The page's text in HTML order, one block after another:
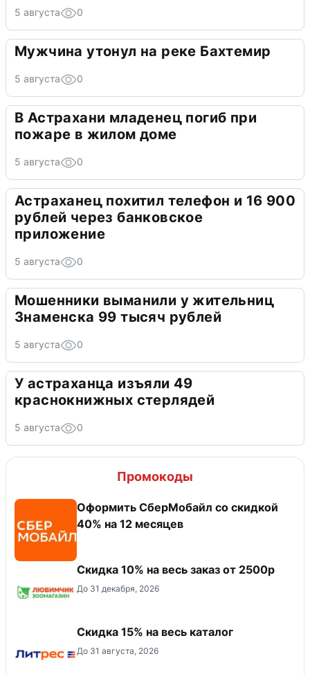
5 августа 0
Мужчина утонул на реке Бахтемир
5 августа 0
В Астрахани младенец погиб при
пожаре в жилом доме
5 августа 0
Астраханец похитил телефон и 16 900
рублей через банковское
приложение
5 августа 0
Мошенники выманили у жительниц
Знаменска 99 тысяч рублей
5 августа 0
У астраханца изъяли 49
краснокнижных стерлядей
5 августа 0
Промокоды
Оформить СберМобайл со скидкой
40% на 12 месяцев
Скидка 10% на весь заказ от 2500р
До 31 декабря, 2026
Скидка 15% на весь каталог
До 31 августа, 2026